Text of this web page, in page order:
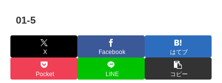
01-5
X Facebook はてブ
Pocket LINE コピー